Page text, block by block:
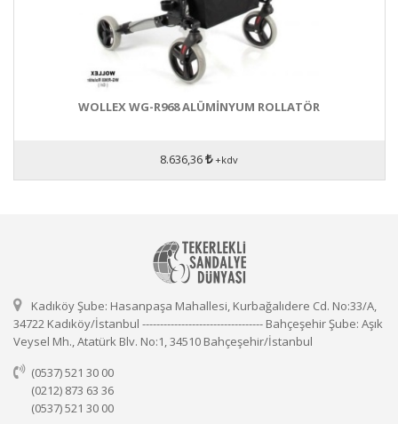
WOLLEX WG-R968 ALÜMİNYUM ROLLATÖR
8.636,36 +kdv
Kadıköy Şube: Hasanpaşa Mahallesi, Kurbağalıdere Cd. No:33/A,
34722 Kadıköy/İstanbul ---------------------------------- Bahçeşehir Şube: Aşık
Veysel Mh., Atatürk Blv. No:1, 34510 Bahçeşehir/İstanbul
(0537) 521 30 00
(0212) 873 63 36
(0537) 521 30 00